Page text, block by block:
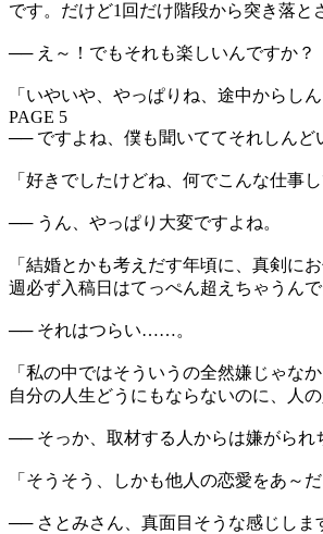
です。だけど1回だけ階段から突き落と
── え～！でもそれも楽しいんですか？
「いやいや、やっぱりね、途中からし
PAGE 5
── ですよね、僕も聞いててそれしんど
「好きでしたけどね、何でこんな仕事
── うん、やっぱり大変ですよね。
「結婚とかも考えだす年頃に、真剣に
週必ず入稿日はてっぺん超えちゃうんで
── それはつらい……。
「私の中ではそういうの全然嫌じゃな
自分の人生どうにもならないのに、人
── そっか、取材する人からは嫌がられ
「そうそう、しかも他人の恋愛をあ～
── さとみさん、真面目そうな感じしま